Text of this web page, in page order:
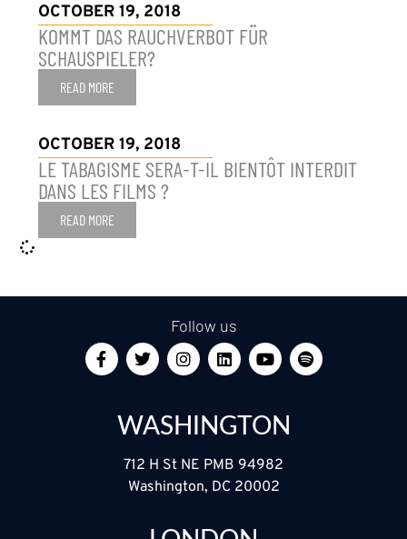
OCTOBER 19, 2018
KOMMT DAS RAUCHVERBOT FÜR
SCHAUSPIELER?
READ MORE
OCTOBER 19, 2018
LE TABAGISME SERA-T-IL BIENTÔT INTERDIT
DANS LES FILMS ?
READ MORE
Follow us
WASHINGTON
712 H St NE PMB 94982
Washington, DC 20002